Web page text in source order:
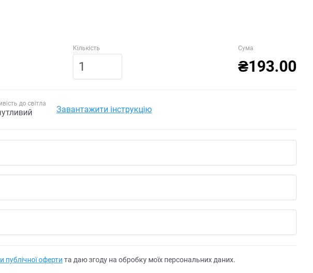
Кількість Сума
₴193.00
до світла
Завантажити інструкцію
публічної оферти та даю згоду на обробку моїх персональних даних.